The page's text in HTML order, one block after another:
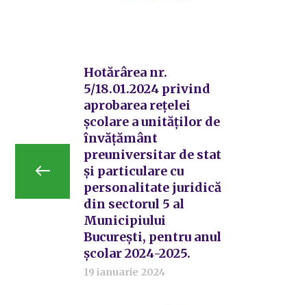
Hotărârea nr.
5/18.01.2024 privind
aprobarea reţelei
şcolare a unităţilor de
învăţământ
preuniversitar de stat
şi particulare cu
personalitate juridică
din sectorul 5 al
Municipiului
Bucureşti, pentru anul
şcolar 2024-2025.
19 ianuarie 2024